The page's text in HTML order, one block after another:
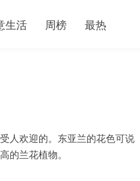
生活 周榜 最热
人欢迎的。东亚兰的花色可说
的兰花植物。